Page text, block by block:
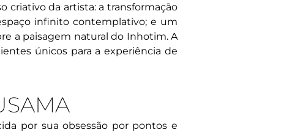
criativo da artista: a transformação
infinito contemplativo; e um
a paisagem natural do Inhotim. A
únicos para a experiência de
por sua obsessão por pontos e